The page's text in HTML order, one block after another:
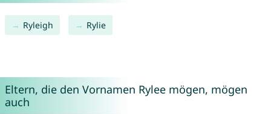
Ryleigh Rylie
Eltern, die den Vornamen Rylee mögen, mögen
auch